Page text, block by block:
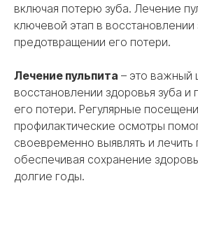
включая потерю зуба. Лечение
ключевой этап в восстановлении
предотвращении его потери.
Лечение пульпита – это важный
восстановлении здоровья зуба
его потери. Регулярные
профилактические осмотры
своевременно выявлять и лечить
обеспечивая сохранение
долгие годы.